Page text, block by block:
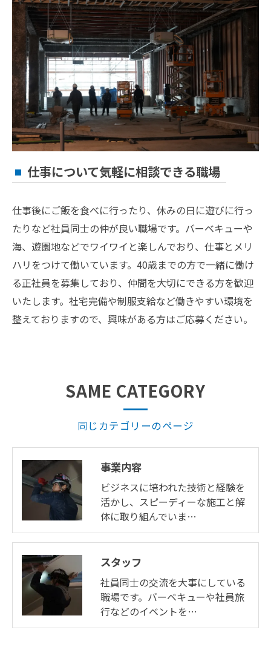
仕事について気軽に相談できる職場
仕事後にご飯を食べに行ったり、休みの日に遊びに行っ
たりなど社員同士の仲が良い職場です。バーベキューや
海、遊園地などでワイワイと楽しんでおり、仕事とメリ
ハリをつけて働いています。40歳までの方で一緒に働け
る正社員を募集しており、仲間を大切にできる方を歓迎
いたします。社宅完備や制服支給など働きやすい環境を
整えておりますので、興味がある方はご応募ください。
同じカテゴリーのページ
SAME CATEGORY
事業内容
ビジネスに培われた技術と経験を
活かし、スピーディーな施工と解
体に取り組んでいま…
スタッフ
社員同士の交流を大事にしている
職場です。バーベキューや社員旅
行などのイベントを…